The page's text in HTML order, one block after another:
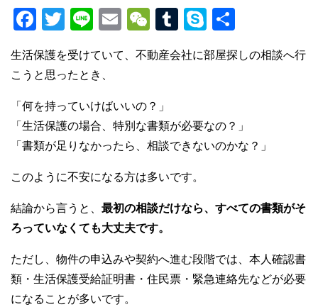
F
c
e
b
o
o
k
T
wi
tt
er
Li
e
E
ail
W
C
at
T
u
m
S
ky
p
生活保護を受けていて、不動産会社に部屋探しの相談へ行
こうと思ったとき、
「何を持っていけばいいの？」
「生活保護の場合、特別な書類が必要なの？」
「書類が足りなかったら、相談できないのかな？」
このように不安になる方は多いです。
結論から言うと、 最初の相談だけなら、すべての書類がそ
ろっていなくても大丈夫です。
ただし、物件の申込みや契約へ進む段階では、本人確認書
類・生活保護受給証明書・住民票・緊急連絡先などが必要
になることが多いです。